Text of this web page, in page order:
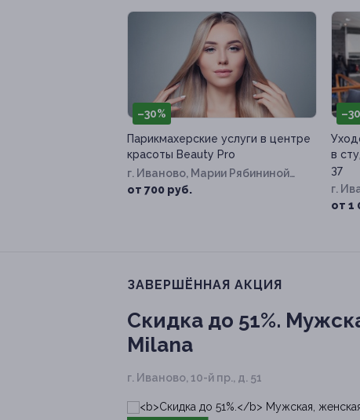
–30%
Парикмахерские услуги в центре
красоты Beauty Pro
г. Иваново, Марии Рябининой
ул, д. 5
от 700 руб.
в
37
г.
20б
от 1
ЗАВЕРШЁННАЯ АКЦИЯ
Скидка до 51%.
Milana
г. Иваново, 10-й пр., д. 51